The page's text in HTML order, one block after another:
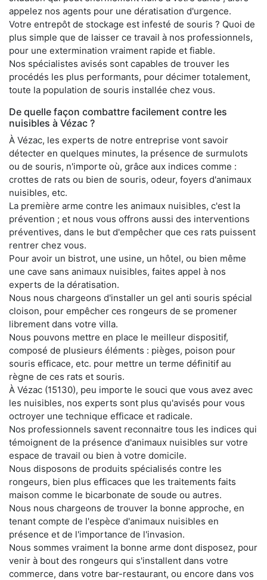
appelez nos agents pour une dératisation d'urgence.
Votre entrepôt de stockage est infesté de souris ? Quoi de
plus simple que de laisser ce travail à nos professionnels,
pour une extermination vraiment rapide et fiable.
Nos spécialistes avisés sont capables de trouver les
procédés les plus performants, pour décimer totalement,
toute la population de souris installée chez vous.
De quelle façon combattre facilement contre les
nuisibles à Vézac ?
À Vézac, les experts de notre entreprise vont savoir
détecter en quelques minutes, la présence de surmulots
ou de souris, n'importe où, grâce aux indices comme :
crottes de rats ou bien de souris, odeur, foyers d'animaux
nuisibles, etc.
La première arme contre les animaux nuisibles, c'est la
prévention ; et nous vous offrons aussi des interventions
préventives, dans le but d'empêcher que ces rats puissent
rentrer chez vous.
Pour avoir un bistrot, une usine, un hôtel, ou bien même
une cave sans animaux nuisibles, faites appel à nos
experts de la dératisation.
Nous nous chargeons d'installer un gel anti souris spécial
cloison, pour empêcher ces rongeurs de se promener
librement dans votre villa.
Nous pouvons mettre en place le meilleur dispositif,
composé de plusieurs éléments : pièges, poison pour
souris efficace, etc. pour mettre un terme définitif au
règne de ces rats et souris.
À Vézac (15130), peu importe le souci que vous avez avec
les nuisibles, nos experts sont plus qu'avisés pour vous
octroyer une technique efficace et radicale.
Nos professionnels savent reconnaitre tous les indices qui
témoignent de la présence d'animaux nuisibles sur votre
espace de travail ou bien à votre domicile.
Nous disposons de produits spécialisés contre les
rongeurs, bien plus efficaces que les traitements faits
maison comme le bicarbonate de soude ou autres.
Nous nous chargeons de trouver la bonne approche, en
tenant compte de l'espèce d'animaux nuisibles en
présence et de l'importance de l'invasion.
Nous sommes vraiment la bonne arme dont disposez, pour
venir à bout des rongeurs qui s'installent dans votre
commerce, dans votre bar-restaurant, ou encore dans vos